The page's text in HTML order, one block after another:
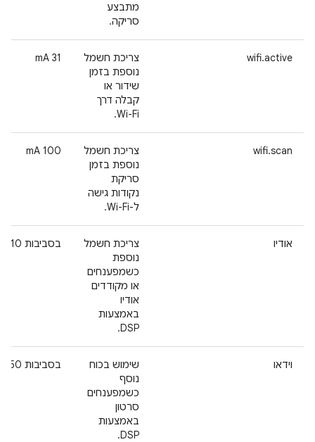
מתבצע
סריקה.
wifi.active
צריכת חשמל
נוספת בזמן
שידור או
קבלה דרך
Wi-Fi.
‫31 mA
wifi.scan
צריכת חשמל
נוספת בזמן
סריקת
נקודות גישה
ל-Wi-Fi.
‫100 mA
אודיו
צריכת חשמל
נוספת
כשמפענחים
או מקודדים
אודיו
באמצעות
DSP.
בסביבות 10 mA
וידאו
שימוש בכוח
נוסף
כשמפענחים
סרטון
באמצעות
DSP.
בסביבות 50 mA